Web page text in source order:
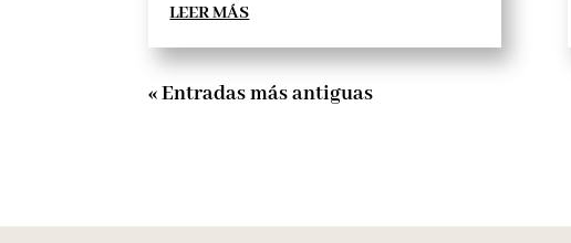
LEER MÁS
« Entradas más antiguas